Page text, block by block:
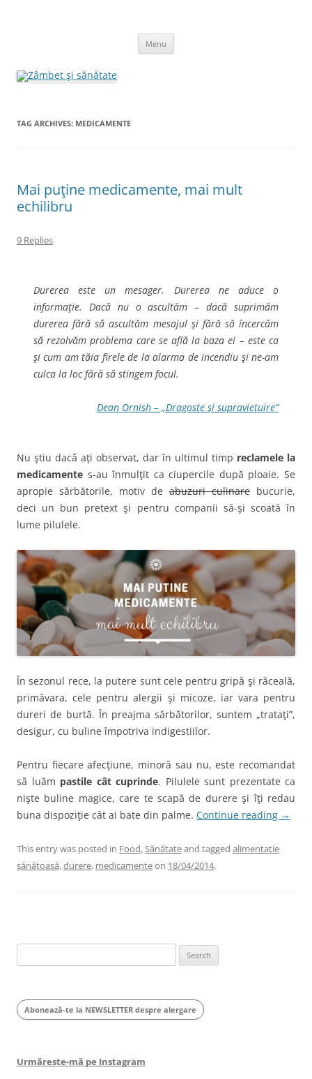
Menu
TAG ARCHIVES: MEDICAMENTE
Mai puţine medicamente, mai mult
echilibru
9 Replies
Durerea este un mesager. Durerea ne aduce o
informaţie. Dacă nu o ascultăm – dacă suprimăm
durerea fără să ascultăm mesajul şi fără să încercăm
să rezolvăm problema care se află la baza ei – este ca
şi cum am tăia firele de la alarma de incendiu şi ne-am
culca la loc fără să stingem focul.
Dean Ornish – „Dragoste şi supravieţuire”
Nu ştiu dacă aţi observat, dar în ultimul timp reclamele la
medicamente s-au înmulţit ca ciupercile după ploaie. Se
apropie sărbătorile, motiv de abuzuri culinare bucurie,
deci un bun pretext şi pentru companii să-şi scoată în
lume pilulele.
În sezonul rece, la putere sunt cele pentru gripă şi răceală,
primăvara, cele pentru alergii şi micoze, iar vara pentru
dureri de burtă. În preajma sărbătorilor, suntem „trataţi”,
desigur, cu buline împotriva indigestiilor.
Pentru fiecare afecţiune, minoră sau nu, este recomandat
să luăm pastile cât cuprinde. Pilulele sunt prezentate ca
nişte buline magice, care te scapă de durere şi îţi redau
buna dispoziţie cât ai bate din palme. Continue reading →
This entry was posted in Food,Sănătateand tagged alimentaţie
sănătoasă,durere, medicamenteon 18/04/2014.
for:
Abonează-te la NEWSLETTER despre alergare
Urmărește-mă pe Instagram